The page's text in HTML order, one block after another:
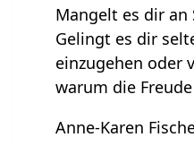
Mangelt es dir an
Gelingt es dir
einzugehen oder
warum die
Anne-Karen